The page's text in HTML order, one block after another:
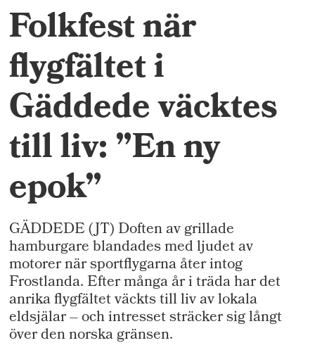
Folkfest när
flygfältet i
Gäddede väcktes
till liv: ”En ny
epok”
GÄDDEDE (JT) Doften av grillade
hamburgare blandades med ljudet av
motorer när sportflygarna åter intog
Frostlanda. Efter många år i träda har det
anrika flygfältet väckts till liv av lokala
eldsjälar – och intresset sträcker sig långt
över den norska gränsen.